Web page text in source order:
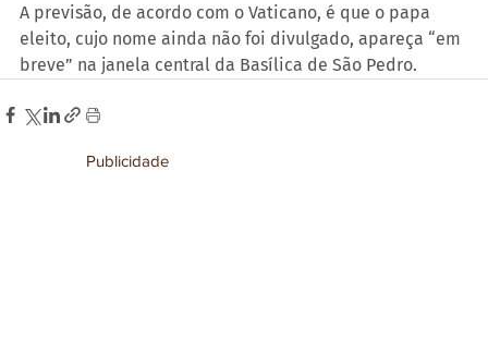
A previsão, de acordo com o Vaticano, é que o papa
eleito, cujo nome ainda não foi divulgado, apareça “em
breve” na janela central da Basílica de São Pedro.
Publicidade